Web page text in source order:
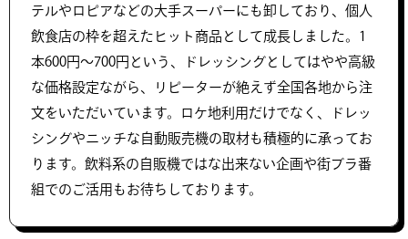
テルやロピアなどの大手スーパーにも卸しており、個人
飲食店の枠を超えたヒット商品として成長しました。1
本600円〜700円という、ドレッシングとしてはやや高級
な価格設定ながら、リピーターが絶えず全国各地から注
文をいただいています。ロケ地利用だけでなく、ドレッ
シングやニッチな自動販売機の取材も積極的に承ってお
ります。飲料系の自販機ではな出来ない企画や街ブラ番
組でのご活用もお待ちしております。